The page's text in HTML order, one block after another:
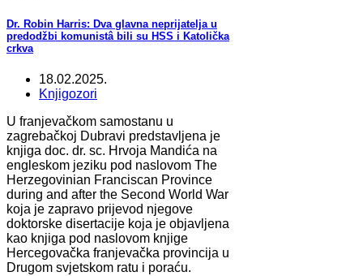
Dr. Robin Harris: Dva glavna neprijatelja u
predodžbi komunistâ bili su HSS i Katolička
crkva
18.02.2025.
Knjigozori
U franjevačkom samostanu u
zagrebačkoj Dubravi predstavljena je
knjiga doc. dr. sc. Hrvoja Mandića na
engleskom jeziku pod naslovom The
Herzegovinian Franciscan Province
during and after the Second World War
koja je zapravo prijevod njegove
doktorske disertacije koja je objavljena
kao knjiga pod naslovom knjige
Hercegovačka franjevačka provincija u
Drugom svjetskom ratu i poraću.